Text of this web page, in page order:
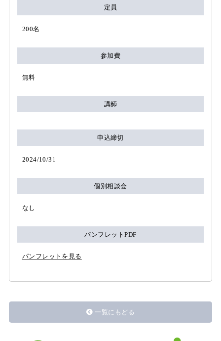
定員
200名
参加費
無料
講師
申込締切
2024/10/31
個別相談会
なし
パンフレットPDF
パンフレットを見る
一覧にもどる